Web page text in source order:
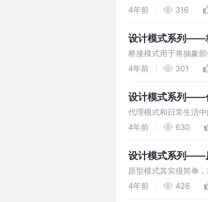
4年前
316
设计模式系列——
桥接模式用于将抽象
开。
4年前 301
设计模式系列——
代理模式和日常生活
以在核心业务开始和
4年前 630
设计模式系列——
原型模式其实很简单
常用于所要创建的对
4年前 426